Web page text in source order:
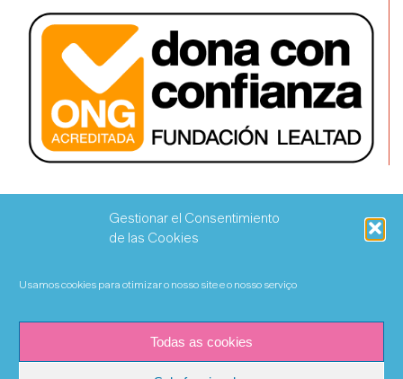
Gestionar el Consentimiento
de las Cookies
Usamos cookies para otimizar o nosso site e o nosso serviço
Todas as cookies